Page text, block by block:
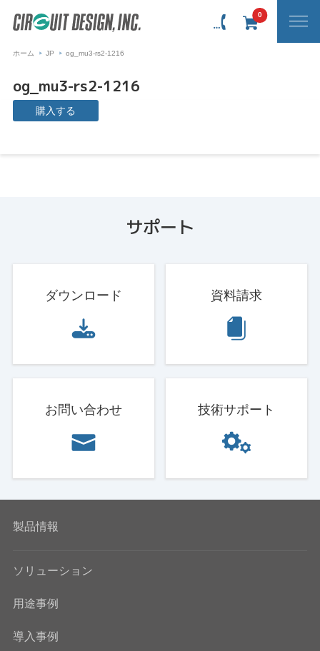
0
ホーム JP og_mu3-rs2-1216
og_mu3-rs2-1216
購入する
サポート
ダウンロード 資料請求
お問い合わせ 技術サポート
製品情報
ソリューション
用途事例
導入事例